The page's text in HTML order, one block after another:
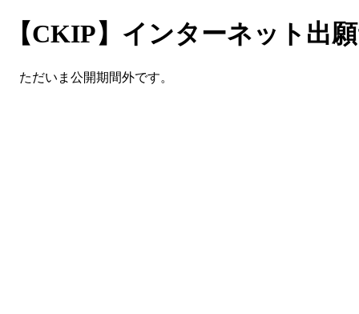
【CKIP】インターネット出
ただいま公開期間外です。